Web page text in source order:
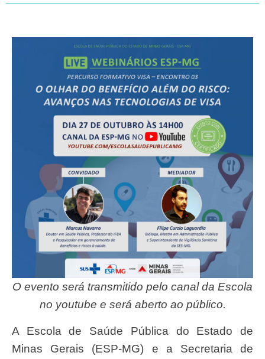
O evento será transmitido pelo canal da Escola
no youtube e será aberto ao público.
A Escola de Saúde Pública do Estado de
Minas Gerais (ESP-MG) e a Secretaria de